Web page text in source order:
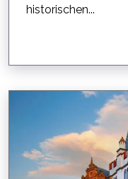
historischen...